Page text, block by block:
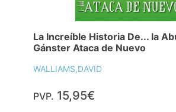
La Increíble Historia De... la
Gánster Ataca de Nuevo
WALLIAMS,DAVID
PVP. 15,95€